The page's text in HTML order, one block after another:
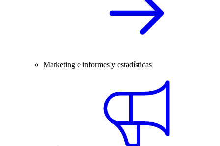
Marketing e informes y estadísticas